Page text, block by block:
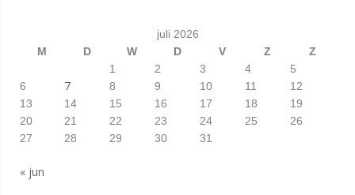
juli 2026
M
D W D V Z
Z
1
2 3 4
5
6
7 8 9 10 11
12
13
14 15 16 17 18
19
20
21 22 23 24 25
26
27
28 29 30 31
« jun